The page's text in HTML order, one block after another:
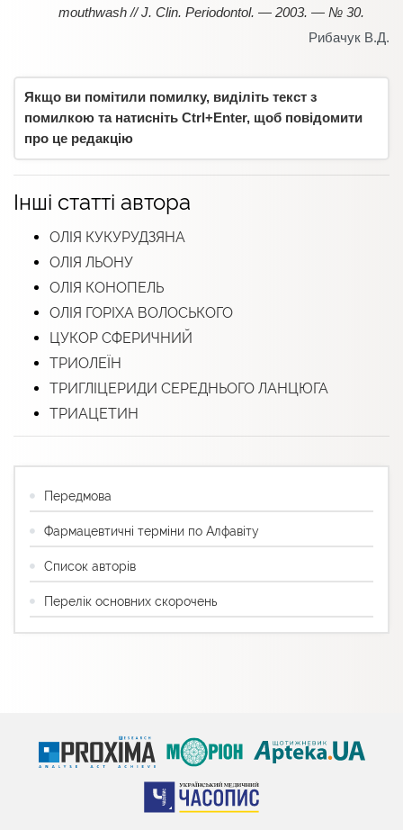
mouthwash // J. Clin. Periodontol. — 2003. — № 30.
Рибачук В.Д.
Якщо ви помітили помилку, виділіть текст з
помилкою та натисніть Ctrl+Enter, щоб повідомити
про це редакцію
Інші статті автора
ОЛІЯ КУКУРУДЗЯНА
ОЛІЯ ЛЬОНУ
ОЛІЯ КОНОПЕЛЬ
ОЛІЯ ГОРІХА ВОЛОСЬКОГО
ЦУКОР СФЕРИЧНИЙ
ТРИОЛЕЇН
ТРИГЛІЦЕРИДИ СЕРЕДНЬОГО ЛАНЦЮГА
ТРИАЦЕТИН
Передмова
Фармацевтичні терміни по Алфавіту
Список авторів
Перелік основних скорочень